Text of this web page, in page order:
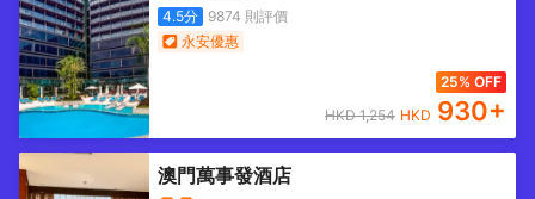
4.5分 9874 則評價
永安優惠
25% OFF
HKD1,254 HKD 930+
澳門萬事發酒店